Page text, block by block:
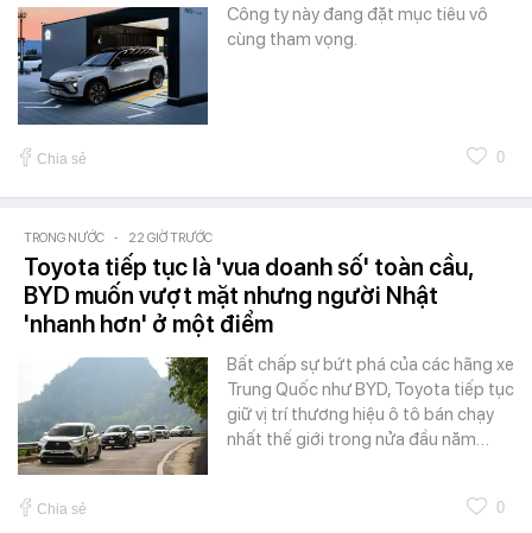
Công ty này đang đặt mục tiêu vô
cùng tham vọng.
Chia sẻ 0
TRONG NƯỚC - 22 GIỜ TRƯỚC
Toyota tiếp tục là 'vua doanh số' toàn cầu,
BYD muốn vượt mặt nhưng người Nhật
'nhanh hơn' ở một điểm
Bất chấp sự bứt phá của các hãng xe
Trung Quốc như BYD, Toyota tiếp tục
giữ vị trí thương hiệu ô tô bán chạy
nhất thế giới trong nửa đầu năm…
Chia sẻ 0